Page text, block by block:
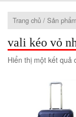
Trang chủ / Sản
vali kéo vỏ
Hiển thị một kết quả